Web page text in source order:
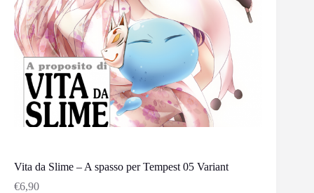
Vita da Slime – A spasso per Tempest 05 Variant
€6,90